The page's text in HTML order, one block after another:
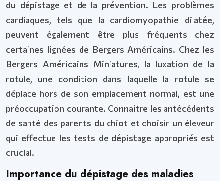
du dépistage et de la prévention. Les problèmes
cardiaques, tels que la cardiomyopathie dilatée,
peuvent également être plus fréquents chez
certaines lignées de Bergers Américains. Chez les
Bergers Américains Miniatures, la luxation de la
rotule, une condition dans laquelle la rotule se
déplace hors de son emplacement normal, est une
préoccupation courante. Connaitre les antécédents
de santé des parents du chiot et choisir un éleveur
qui effectue les tests de dépistage appropriés est
crucial.
Importance du dépistage des maladies